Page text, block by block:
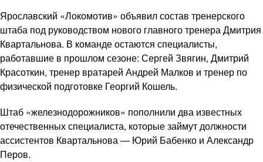
Ярославский «Локомотив» объявил состав тренерского
штаба под руководством нового главного тренера Дмитрия
Квартальнова. В команде остаются специалисты,
работавшие в прошлом сезоне: Сергей Звягин, Дмитрий
Красоткин, тренер вратарей Андрей Малков и тренер по
физической подготовке Георгий Кошель.
Штаб «железнодорожников» пополнили два известных
отечественных специалиста, которые займут должности
ассистентов Квартальнова — Юрий Бабенко и Александр
Перов.